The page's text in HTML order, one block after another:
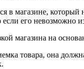
в магазине,
его невозможно
магазина на
товара, она